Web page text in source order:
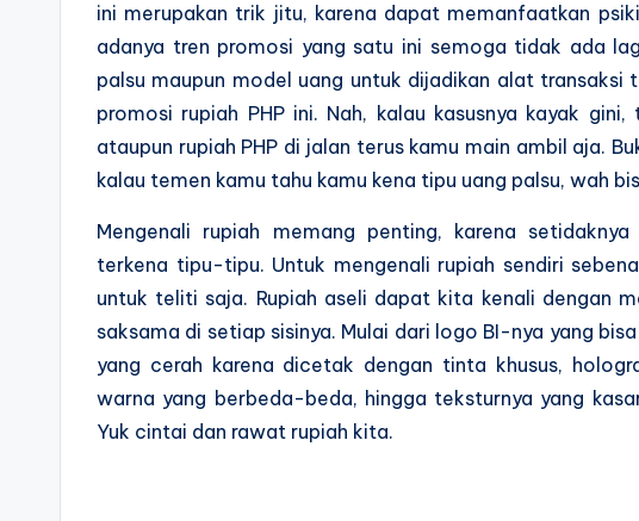
ini merupakan trik jitu, karena dapat memanfaatkan
adanya tren promosi yang satu ini semoga tidak ada
palsu maupun model uang untuk dijadikan alat
promosi rupiah PHP ini. Nah, kalau kasusnya kayak
ataupun rupiah PHP di jalan terus kamu main ambil aja.
kalau temen kamu tahu kamu kena tipu uang palsu, wah
Mengenali rupiah memang penting, karena
terkena tipu-tipu. Untuk mengenali rupiah sendiri
untuk teliti saja. Rupiah aseli dapat kita kenali dengan
saksama di setiap sisinya. Mulai dari logo BI-nya yang
yang cerah karena dicetak dengan tinta khusus,
warna yang berbeda-beda, hingga teksturnya yang
Yuk cintai dan rawat rupiah kita.